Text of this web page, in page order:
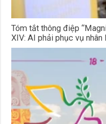
Tóm tắt thông điệp
XIV: AI phải phục vụ nhân